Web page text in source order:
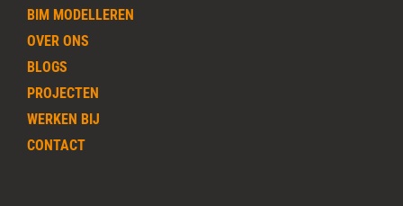
BIM MODELLEREN
OVER ONS
BLOGS
PROJECTEN
WERKEN BIJ
CONTACT